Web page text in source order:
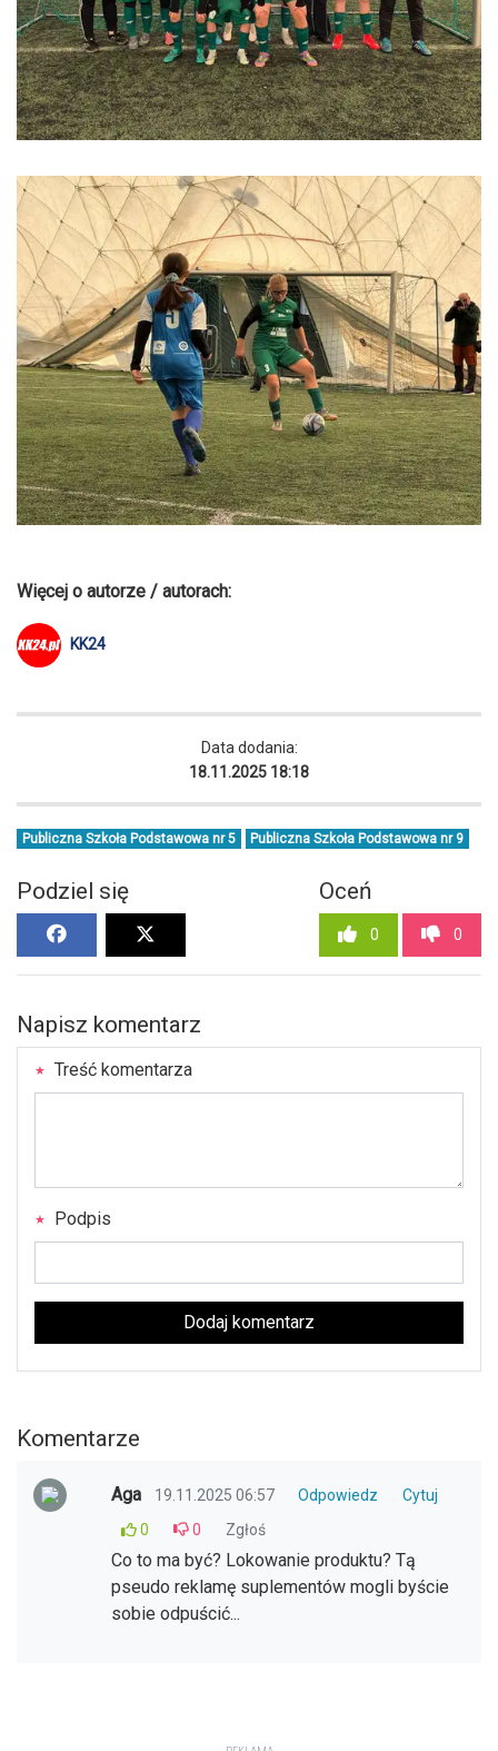
Więcej o autorze / autorach:
KK24
Data dodania:
18.11.2025 18:18
Publiczna Szkoła Podstawowa nr 5 Publiczna Szkoła Podstawowa nr 9
Podziel się Oceń
0 0
Napisz komentarz
Treść komentarza
Podpis
Dodaj komentarz
Komentarze
Aga 19.11.2025 06:57 Odpowiedz
Cytuj
0
0 Zgłoś
Co to ma być? Lokowanie produktu? Tą
pseudo reklamę suplementów mogli byście
sobie odpuścić...